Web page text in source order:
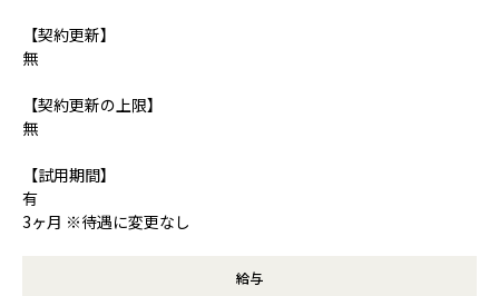
【契約更新】
無
【契約更新の上限】
無
【試用期間】
有
3ヶ月 ※待遇に変更なし
給与